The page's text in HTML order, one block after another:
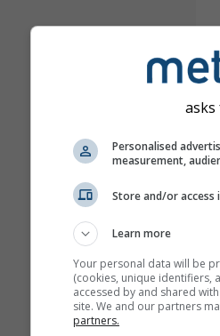
Personalised
measurement,
Store and/or
Learn more
Your personal data will be
(cookies, unique identifiers,
accessed by and shared
site. We and our partners
partners.